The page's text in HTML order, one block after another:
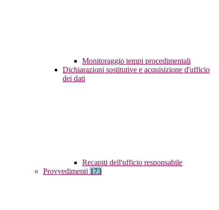
Monitoraggio tempi procedimentali
Dichiarazioni sostitutive e acquisizione d'ufficio
dei dati
Recapiti dell'ufficio responsabile
Provvedimenti 173